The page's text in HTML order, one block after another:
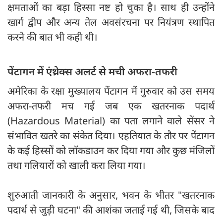
क्षमताओं का बड़ा हिस्सा नष्ट हो चुका है। साथ ही उन्होंने
खार्ग द्वीप और अन्य तेल अवसंरचना पर नियंत्रण स्थापित
करने की बात भी कही थी।
पेंटागन में एंथ्रेक्स अलर्ट से मची अफरा-तफरी
अमेरिका के रक्षा मुख्यालय पेंटागन में गुरुवार को उस समय
अफरा-तफरी मच गई जब एक खतरनाक पदार्थ
(Hazardous Material) का पता लगाने वाले सेंसर ने
संभावित खतरे का संकेत दिया। एहतियात के तौर पर पेंटागन
के कई हिस्सों को लॉकडाउन कर दिया गया और कुछ मंजिलों
तथा गलियारों को खाली करा लिया गया।
शुरुआती जानकारी के अनुसार, भवन के भीतर "खतरनाक
पदार्थ से जुड़ी घटना" की आशंका जताई गई थी, जिसके बाद